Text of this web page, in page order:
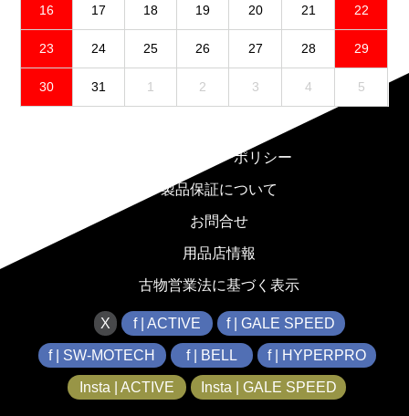
16 17 18 19 20 21 22
23 24 25 26 27 28 29
30 31 1 2 3 4 5
プライバシーポリシー
製品保証について
お問合せ
用品店情報
古物営業法に基づく表示
X f | ACTIVE f | GALE SPEED
f | SW-MOTECH f | BELL f | HYPERPRO
Insta | ACTIVE Insta | GALE SPEED